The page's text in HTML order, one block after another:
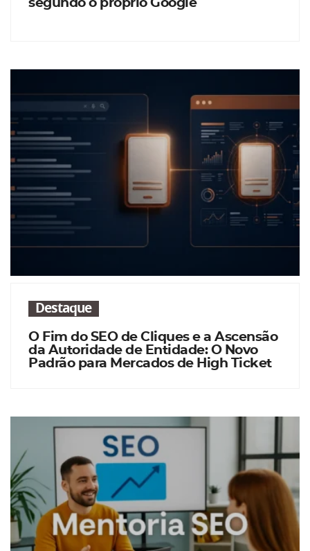
segundo o próprio Google
Destaque
O Fim do SEO de Cliques e a Ascensão
da Autoridade de Entidade: O Novo
Padrão para Mercados de High Ticket